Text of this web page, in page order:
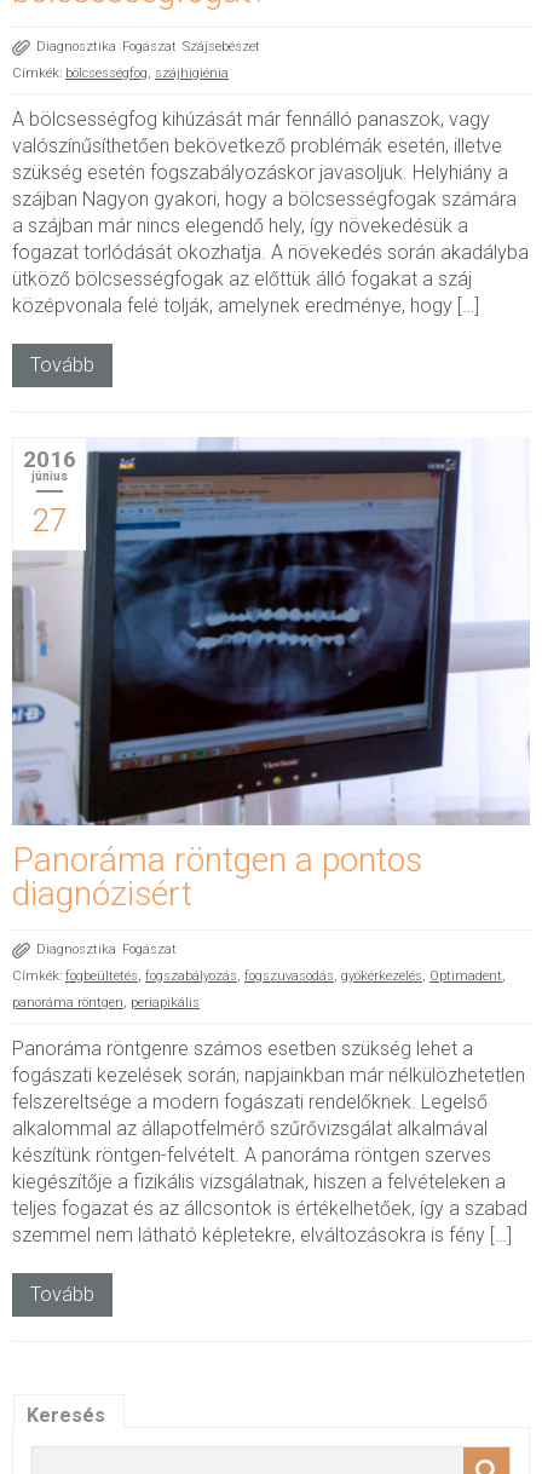
Diagnosztika Fogászat Szájsebészet
Címkék: bölcsességfog szájhigiénia
A bölcsességfog kihúzását már fennálló panaszok, vagy
valószínűsíthetően bekövetkező problémák esetén, illetve
szükség esetén fogszabályozáskor javasoljuk. Helyhiány a
szájban Nagyon gyakori, hogy a bölcsességfogak számára
a szájban már nincs elegendő hely, így növekedésük a
fogazat torlódását okozhatja. A növekedés során akadályba
ütköző bölcsességfogak az előttük álló fogakat a száj
középvonala felé tolják, amelynek eredménye, hogy […]
Tovább
2016
június
27
Panoráma röntgen a pontos
diagnózisért
Diagnosztika Fogászat
Címkék: fogbeültetés fogszabályozás fogszuvasodás gyökérkezelés Optimadent
panoráma röntgen
periapikális
Panoráma röntgenre számos esetben szükség lehet a
fogászati kezelések során, napjainkban már nélkülözhetetlen
felszereltsége a modern fogászati rendelőknek. Legelső
alkalommal az állapotfelmérő szűrővizsgálat alkalmával
készítünk röntgen-felvételt. A panoráma röntgen szerves
kiegészítője a fizikális vizsgálatnak, hiszen a felvételeken a
teljes fogazat és az állcsontok is értékelhetőek, így a szabad
szemmel nem látható képletekre, elváltozásokra is fény […]
Tovább
Keresés